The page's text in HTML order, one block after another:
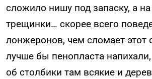
сложило нишу под запаску, а
трещинки… скорее всего
лонжеронов, чем сломает этот
лучше бы пенопласта
об столбики там всякие и